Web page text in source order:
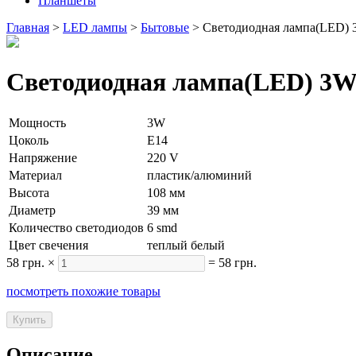
Главная > LED лампы > Бытовые > Светодиодная лампа(LED)
Светодиодная лампа(LED)
Мощность
3W
Цоколь
E14
Напряжение
220 V
Материал
пластик/алюминий
Высота
108 мм
Диаметр
39 мм
Количество светодиодов 6 smd
Цвет свечения
теплый белый
58 грн. × = 58 грн.
посмотреть похожие товары